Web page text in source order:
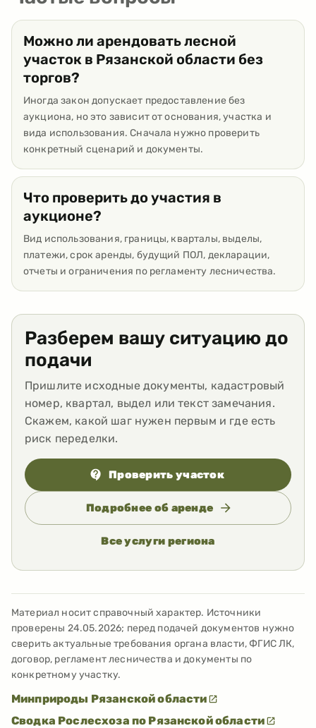
Можно ли арендовать лесной
участок в Рязанской области без
торгов?
Иногда закон допускает предоставление без
аукциона, но это зависит от основания, участка и
вида использования. Сначала нужно проверить
конкретный сценарий и документы.
Что проверить до участия в
аукционе?
Вид использования, границы, кварталы, выделы,
платежи, срок аренды, будущий ПОЛ, декларации,
отчеты и ограничения по регламенту лесничества.
Разберем вашу ситуацию до
подачи
Пришлите исходные документы, кадастровый
номер, квартал, выдел или текст замечания.
Скажем, какой шаг нужен первым и где есть
риск переделки.
Проверить участок
Подробнее об аренде
Все услуги региона
Материал носит справочный характер. Источники
проверены 24.05.2026; перед подачей документов нужно
сверить актуальные требования органа власти, ФГИС ЛК,
договор, регламент лесничества и документы по
конкретному участку.
Минприроды Рязанской области
Сводка Рослесхоза по Рязанской области